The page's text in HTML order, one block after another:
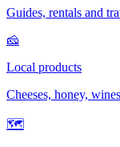
Guides, rentals and
🧀
Local products
Cheeses, honey,
🗺